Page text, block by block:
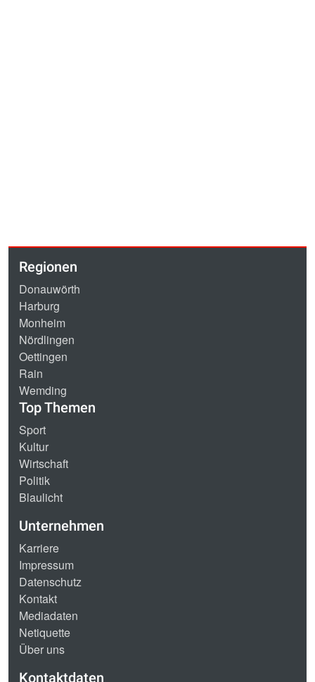
Regionen
Donauwörth
Harburg
Monheim
Nördlingen
Oettingen
Rain
Wemding
Top Themen
Sport
Kultur
Wirtschaft
Politik
Blaulicht
Unternehmen
Karriere
Impressum
Datenschutz
Kontakt
Mediadaten
Netiquette
Über uns
Kontaktdaten